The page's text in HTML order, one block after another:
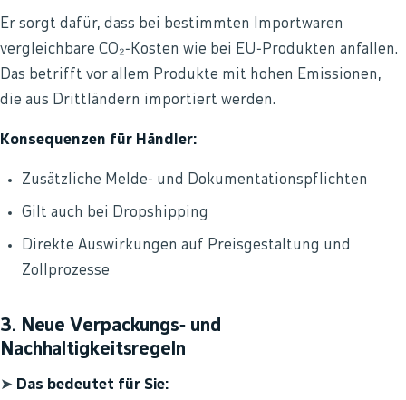
Er sorgt dafür, dass bei bestimmten Importwaren
vergleichbare CO₂‑Kosten wie bei EU‑Produkten anfallen.
Das betrifft vor allem Produkte mit hohen Emissionen,
die aus Drittländern importiert werden.
Konsequenzen für Händler:
Zusätzliche Melde‑ und Dokumentationspflichten
Gilt auch bei Dropshipping
Direkte Auswirkungen auf Preisgestaltung und
Zollprozesse
3. Neue Verpackungs‑ und
Nachhaltigkeitsregeln
➤ Das bedeutet für Sie: